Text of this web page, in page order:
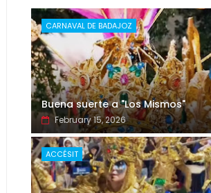
CARNAVAL DE BADAJOZ
Buena suerte a "Los Mismos"
February 15, 2026
ACCÉSIT